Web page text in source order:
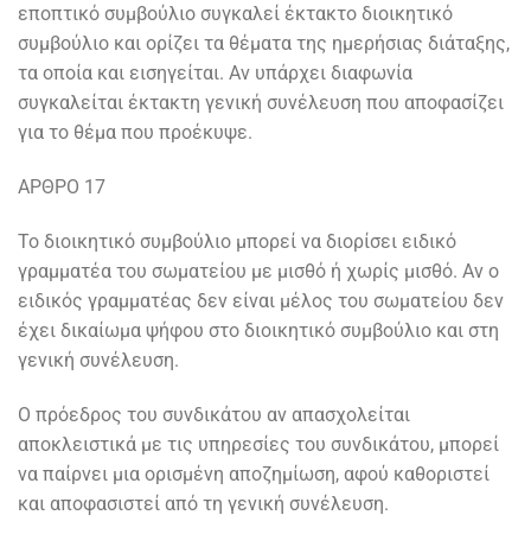
εποπτικό συμβούλιο συγκαλεί έκτακτο διοικητικό
συμβούλιο και ορίζει τα θέματα της ημερήσιας διάταξης,
τα οποία και εισηγείται. Αν υπάρχει διαφωνία
συγκαλείται έκτακτη γενική συνέλευση που αποφασίζει
για το θέμα που προέκυψε.
ΑΡΘΡΟ 17
Το διοικητικό συμβούλιο μπορεί να διορίσει ειδικό
γραμματέα του σωματείου με μισθό ή χωρίς μισθό. Αν ο
ειδικός γραμματέας δεν είναι μέλος του σωματείου δεν
έχει δικαίωμα ψήφου στο διοικητικό συμβούλιο και στη
γενική συνέλευση.
Ο πρόεδρος του συνδικάτου αν απασχολείται
αποκλειστικά με τις υπηρεσίες του συνδικάτου, μπορεί
να παίρνει μια ορισμένη αποζημίωση, αφού καθοριστεί
και αποφασιστεί από τη γενική συνέλευση.